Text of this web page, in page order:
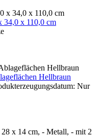
34,0 x 110,0 cm
Hellbraun
Nur